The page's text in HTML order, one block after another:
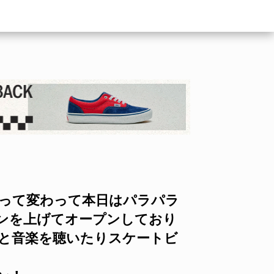
て変わって本日はパラパラ
を上げてオープンしており
音楽を聴いたりスケートビ